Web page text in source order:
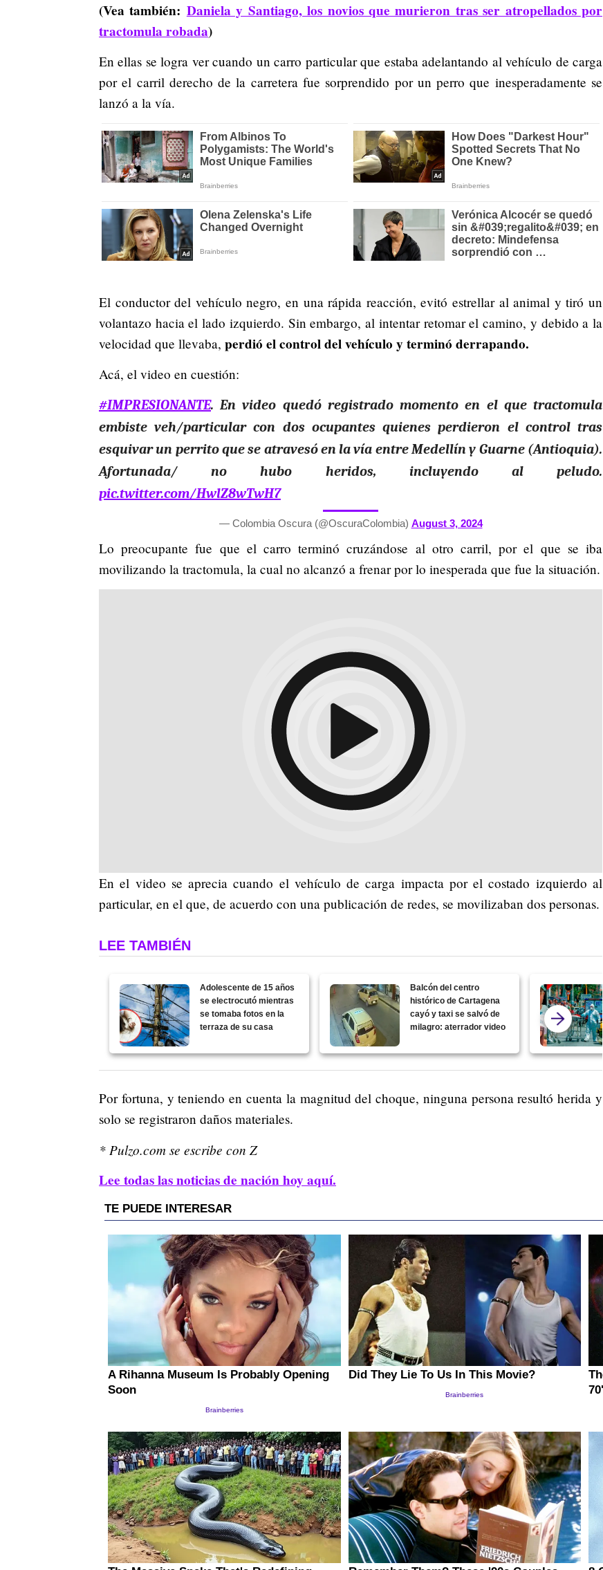
(Vea también: Daniela y Santiago, los novios que murieron tras ser atropellados por
tractomula robada)
En ellas se logra ver cuando un carro particular que estaba adelantando al vehículo de carga
por el carril derecho de la carretera fue sorprendido por un perro que inesperadamente se
lanzó a la vía.
El conductor del vehículo negro, en una rápida reacción, evitó estrellar al animal y tiró un
volantazo hacia el lado izquierdo. Sin embargo, al intentar retomar el camino, y debido a la
velocidad que llevaba, perdió el control del vehículo y terminó derrapando.
Acá, el video en cuestión:
#IMPRESIONANTE. En video quedó registrado momento en el que tractomula
embiste veh/particular con dos ocupantes quienes perdieron el control tras
esquivar un perrito que se atravesó en la vía entre Medellín y Guarne (Antioquia).
Afortunada/ no hubo heridos, incluyendo al peludo.
pic.twitter.com/HwlZ8wTwH7
— Colombia Oscura (@OscuraColombia) August 3, 2024
Lo preocupante fue que el carro terminó cruzándose al otro carril, por el que se iba
movilizando la tractomula, la cual no alcanzó a frenar por lo inesperada que fue la situación.
En el video se aprecia cuando el vehículo de carga impacta por el costado izquierdo al
particular, en el que, de acuerdo con una publicación de redes, se movilizaban dos personas.
LEE TAMBIÉN
Adolescente de 15 años
se electrocutó mientras
se tomaba fotos en la
terraza de su casa
Balcón del centro
histórico de Cartagena
cayó y taxi se salvó de
milagro: aterrador video
Por fortuna, y teniendo en cuenta la magnitud del choque, ninguna persona resultó herida y
solo se registraron daños materiales.
* Pulzo.com se escribe con Z
Lee todas las noticias de nación hoy aquí.